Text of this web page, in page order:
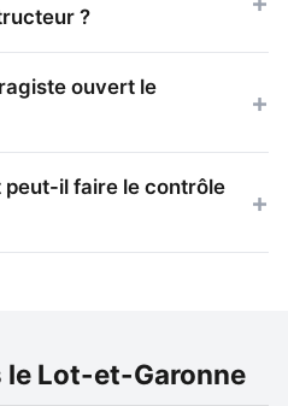
?
ouvert le
il faire le contrôle
le Lot-et-Garonne